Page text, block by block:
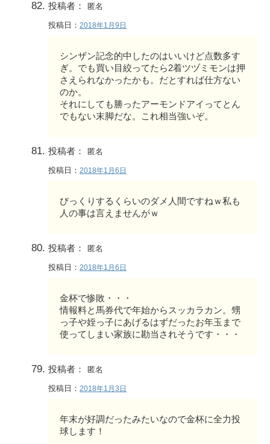
投稿者： 匿名
投稿日： 2018年1月9日
シンザン記念的中したのはいいけど点数多す
ぎ。でも買い目絞ってたら2着ツヅミモンは押
さえられなかったかも。だとすれば仕方ない
のか。
それにしても勝ったアーモンドアイってとん
でもない末脚だな。これ相当強いぞ。
投稿者： 匿名
投稿日： 2018年1月6日
びっくりするくらいのダメ人間ですねｗ私も
人の事は言えませんがｗ
投稿者： 匿名
投稿日： 2018年1月6日
金杯で惨敗・・・
情報料と馬券代で年始からスッカラカン。甥
っ子や姪っ子にあげるはずだったお年玉まで
使ってしまい家族に勘当されそうです・・・
投稿者： 匿名
投稿日： 2018年1月3日
年末が好調だったみたいなので金杯に全力投
球します！